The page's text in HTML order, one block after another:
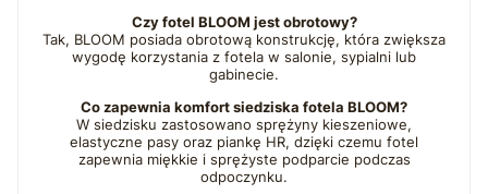
Czy fotel BLOOM jest obrotowy?
Tak, BLOOM posiada obrotową konstrukcję, która zwiększa
wygodę korzystania z fotela w salonie, sypialni lub
gabinecie.
Co zapewnia komfort siedziska fotela BLOOM?
W siedzisku zastosowano sprężyny kieszeniowe,
elastyczne pasy oraz piankę HR, dzięki czemu fotel
zapewnia miękkie i sprężyste podparcie podczas
odpoczynku.